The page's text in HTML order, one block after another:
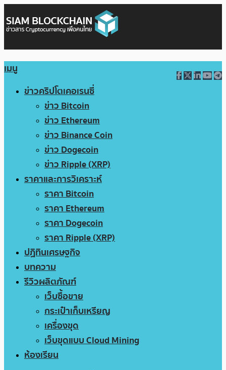
เมนู
ข่าวคริปโตเคอเรนซี่
ข่าว Bitcoin
ข่าว Ethereum
ข่าว Binance Coin
ข่าว Dogecoin
ข่าว Ripple (XRP)
ราคาและการวิเคราะห์
ราคา Bitcoin
ราคา Ethereum
ราคา Dogecoin
ราคา Ripple (XRP)
ปฏิทินเศรษฐกิจ
บทความ
รีวิวผลิตภัณฑ์
เว็บซื้อขาย
กระเป๋าเก็บเหรียญ
เครื่องขุด
เว็บขุดแบบ Cloud Mining
ห้องเรียน